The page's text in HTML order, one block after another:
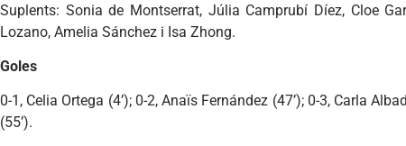
Suplents: Sonia de Montserrat, Júlia Camprubí Díez, Cloe
Lozano, Amelia Sánchez i Isa Zhong.
Goles
0-1, Celia Ortega (4’); 0-2, Anaïs Fernández (47’); 0-3, Carla
(55’).